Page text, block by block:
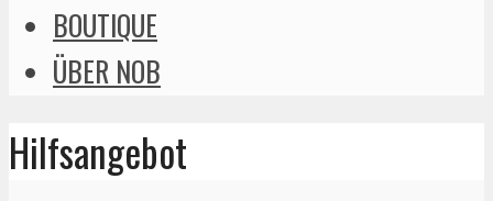
BOUTIQUE
ÜBER NOB
Hilfsangebot